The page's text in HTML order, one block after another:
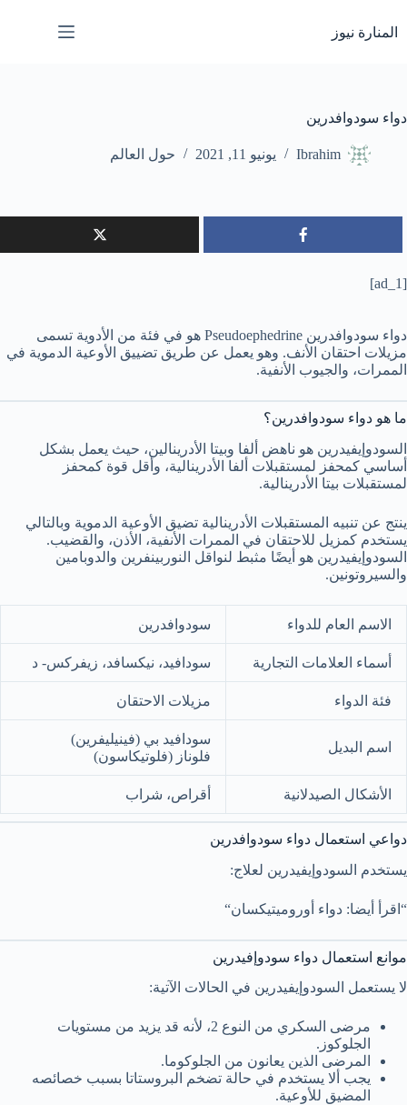
إلى
المحتوى
المنارة نيوز
دواء سودوافدرين
Ibrahim يونيو 11, 2021 حول العالم
[ad_1]
دواء سودوافدرين Pseudoephedrine هو في فئة من الأدوية تسمى
مزيلات احتقان الأنف. وهو يعمل عن طريق تضييق الأوعية الدموية في
الممرات، والجيوب الأنفية.
ما هو دواء سودوافدرين؟
السودوإيفيدرين هو ناهض ألفا وبيتا الأدرينالين، حيث يعمل بشكل
أساسي كمحفز لمستقبلات ألفا الأدرينالية، وأقل قوة كمحفز
لمستقبلات بيتا الأدرينالية.
ينتج عن تنبيه المستقبلات الأدرينالية تضيق الأوعية الدموية وبالتالي
يستخدم كمزيل للاحتقان في الممرات الأنفية، الأذن، والقضيب.
السودوإيفيدرين هو أيضًا مثبط لنواقل النوربينفرين والدوبامين
والسيروتونين.
الاسم العام للدواء سودوافدرين
أسماء العلامات التجارية سودافيد، نيكسافد، زيفركس- د
فئة الدواء مزيلات الاحتقان
اسم البديل
سودافيد بي (فينيليفرين)
فلوناز (فلوتيكاسون)
الأشكال الصيدلانية أقراص، شراب
دواعي استعمال دواء سودوافدرين
يستخدم السودوإيفيدرين لعلاج:
“اقرأ أيضا: دواء أوروميتيكسان“
موانع استعمال دواء سودوإفيدرين
لا يستعمل السودوإيفيدرين في الحالات الآتية:
مرضى السكري من النوع 2، لأنه قد يزيد من مستويات
الجلوكوز.
المرضى الذين يعانون من الجلوكوما.
يجب ألا يستخدم في حالة تضخم البروستاتا بسبب خصائصه
المضيق للأوعية.